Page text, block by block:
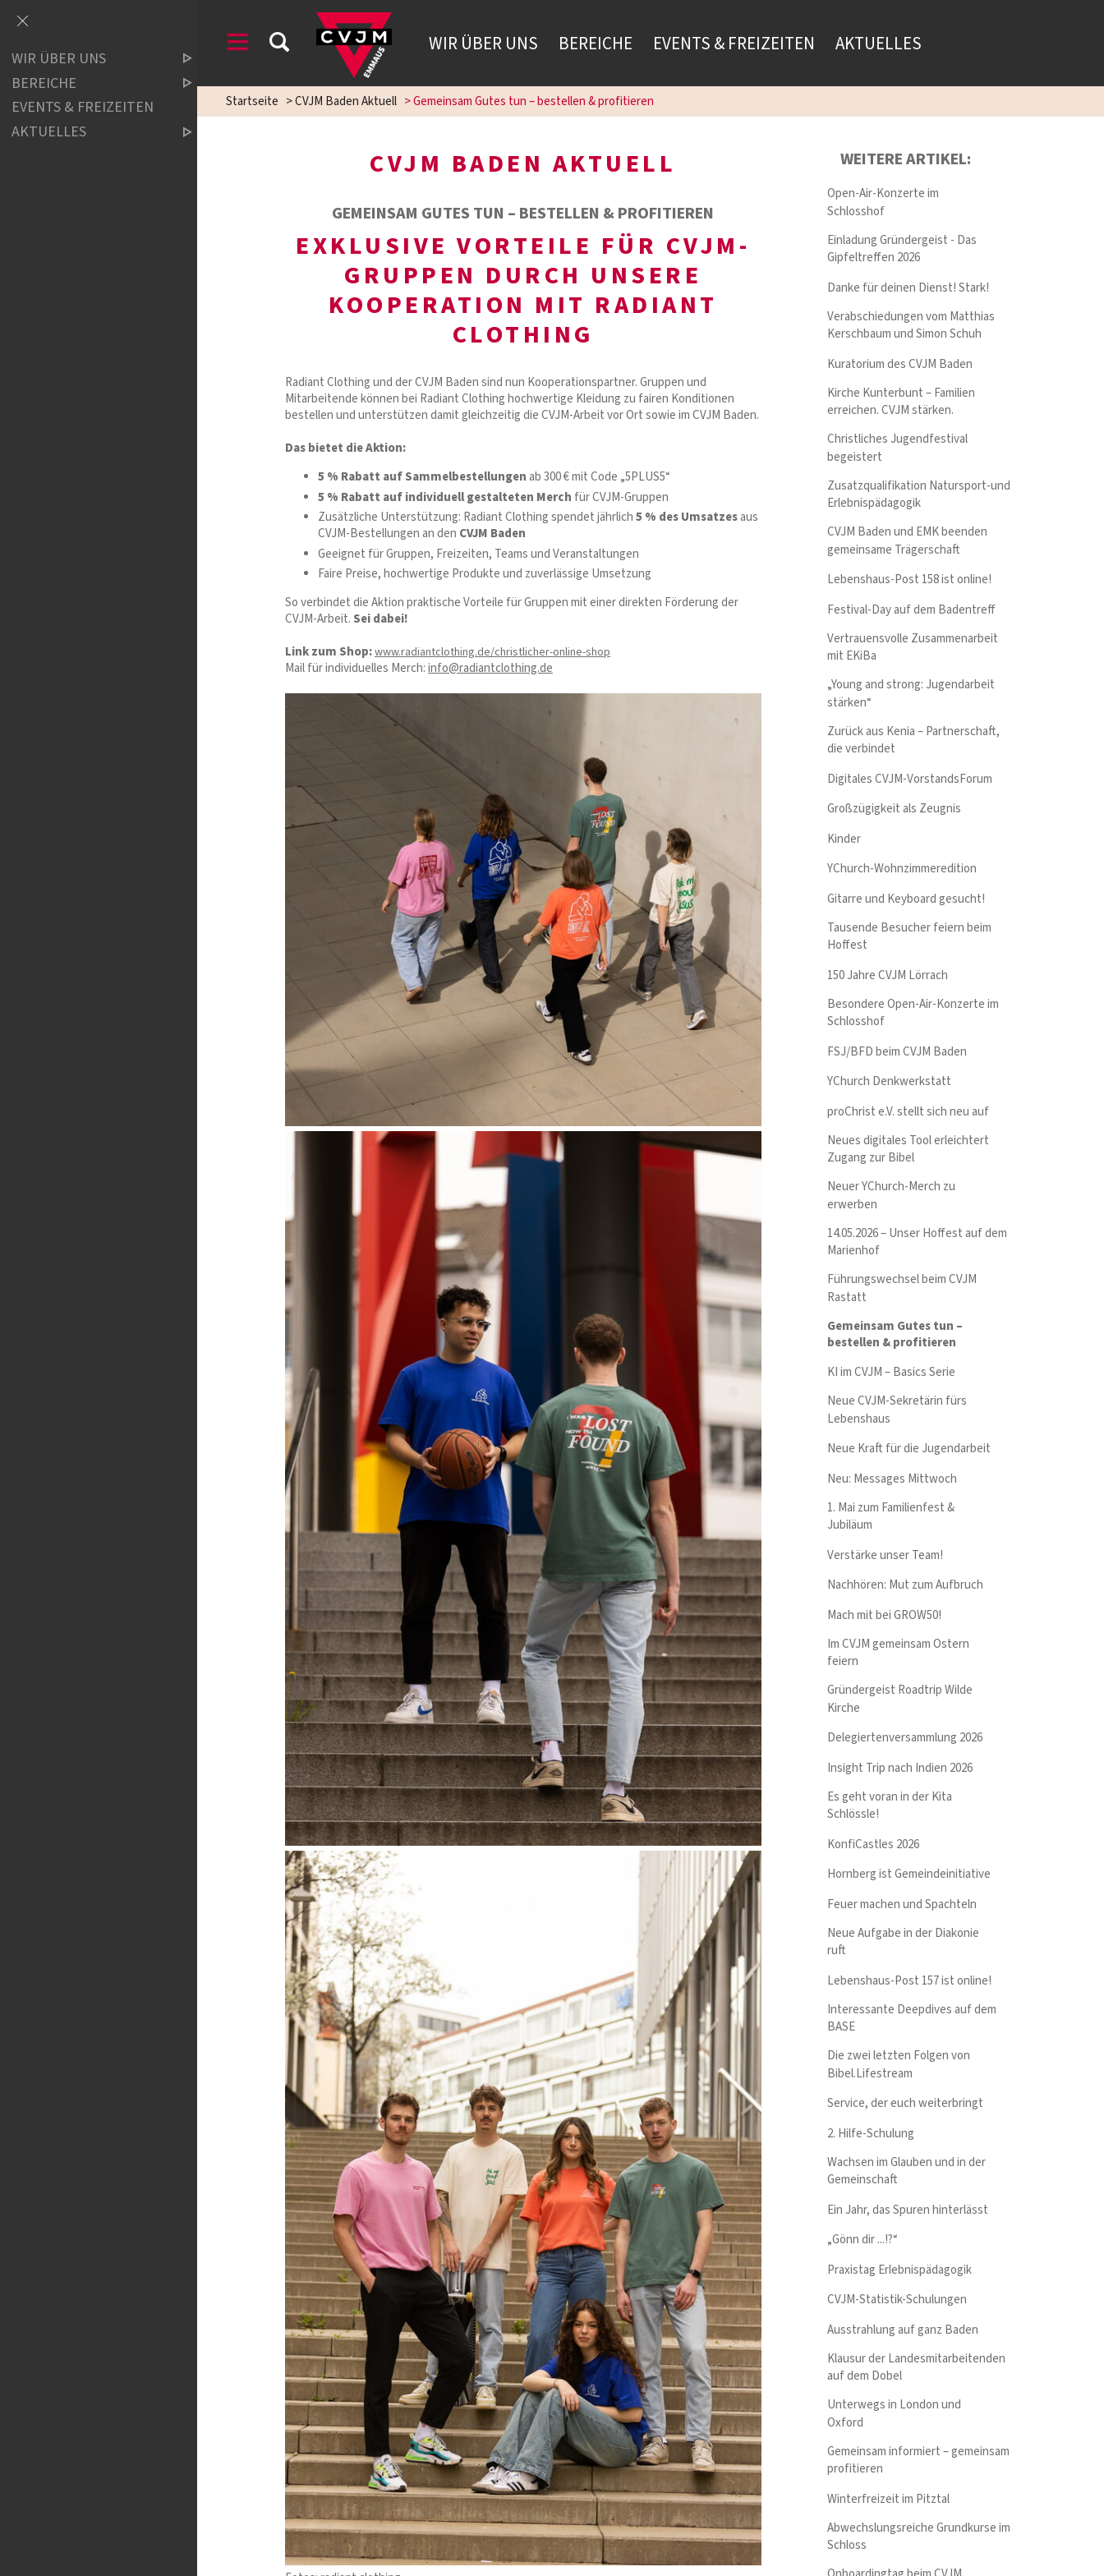
WIR ÜBER UNS BEREICHE EVENTS & FREIZEITEN AKTUELLES
Startseite >CVJM Baden Aktuell >Gemeinsam Gutes tun – bestellen & profitieren
CVJM BADEN AKTUELL
GEMEINSAM GUTES TUN – BESTELLEN & PROFITIEREN
EXKLUSIVE VORTEILE FÜR CVJM-
GRUPPEN DURCH UNSERE
KOOPERATION MIT RADIANT
CLOTHING
Radiant Clothing und der CVJM Baden sind nun Kooperationspartner. Gruppen und
Mitarbeitende können bei Radiant Clothing hochwertige Kleidung zu fairen Konditionen
bestellen und unterstützen damit gleichzeitig die CVJM-Arbeit vor Ort sowie im CVJM Baden.
Das bietet die Aktion:
5 % Rabatt auf Sammelbestellungen ab 300 € mit Code „5PLUS5“
5 % Rabatt auf individuell gestalteten Merch für CVJM-Gruppen
Zusätzliche Unterstützung: Radiant Clothing spendet jährlich5 % des Umsatzesaus
CVJM-Bestellungen an den CVJM Baden
Geeignet für Gruppen, Freizeiten, Teams und Veranstaltungen
Faire Preise, hochwertige Produkte und zuverlässige Umsetzung
So verbindet die Aktion praktische Vorteile für Gruppen mit einer direkten Förderung der
CVJM-Arbeit. Sei dabei!
Link zum Shop:www.radiantclothing.de/christlicher-online-shop
Mail für individuelles Merch:info@radiantclothing.de
WEITERE ARTIKEL:
Open-Air-Konzerte im
Schlosshof
Einladung Gründergeist - Das
Gipfeltreffen 2026
Danke für deinen Dienst! Stark!
Verabschiedungen vom Matthias
Kerschbaum und Simon Schuh
Kuratorium des CVJM Baden
Kirche Kunterbunt – Familien
erreichen. CVJM stärken.
Christliches Jugendfestival
begeistert
Zusatzqualifikation Natursport-und
Erlebnispädagogik
CVJM Baden und EMK beenden
gemeinsame Trägerschaft
Lebenshaus-Post 158 ist online!
Festival-Day auf dem Badentreff
Vertrauensvolle Zusammenarbeit
mit EKiBa
„Young and strong: Jugendarbeit
stärken“
Zurück aus Kenia – Partnerschaft,
die verbindet
Digitales CVJM-VorstandsForum
Großzügigkeit als Zeugnis
Kinder
YChurch-Wohnzimmeredition
Gitarre und Keyboard gesucht!
Tausende Besucher feiern beim
Hoffest
150 Jahre CVJM Lörrach
Besondere Open-Air-Konzerte im
Schlosshof
FSJ/BFD beim CVJM Baden
YChurch Denkwerkstatt
proChrist e.V. stellt sich neu auf
Neues digitales Tool erleichtert
Zugang zur Bibel
Neuer YChurch-Merch zu
erwerben
14.05.2026 – Unser Hoffest auf dem
Marienhof
Führungswechsel beim CVJM
Rastatt
Gemeinsam Gutes tun –
bestellen & profitieren
KI im CVJM – Basics Serie
Neue CVJM-Sekretärin fürs
Lebenshaus
Neue Kraft für die Jugendarbeit
Neu: Messages Mittwoch
1. Mai zum Familienfest &
Jubiläum
Verstärke unser Team!
Nachhören: Mut zum Aufbruch
Mach mit bei GROW50!
Im CVJM gemeinsam Ostern
feiern
Gründergeist Roadtrip Wilde
Kirche
Delegiertenversammlung 2026
Insight Trip nach Indien 2026
Es geht voran in der Kita
Schlössle!
KonfiCastles 2026
Hornberg ist Gemeindeinitiative
Feuer machen und Spachteln
Neue Aufgabe in der Diakonie
ruft
Lebenshaus-Post 157 ist online!
Interessante Deepdives auf dem
BASE
Die zwei letzten Folgen von
Bibel.Lifestream
Service, der euch weiterbringt
2. Hilfe-Schulung
Wachsen im Glauben und in der
Gemeinschaft
Ein Jahr, das Spuren hinterlässt
„Gönn dir ...!?“
Praxistag Erlebnispädagogik
CVJM-Statistik-Schulungen
Ausstrahlung auf ganz Baden
Klausur der Landesmitarbeitenden
auf dem Dobel
Unterwegs in London und
Oxford
Gemeinsam informiert – gemeinsam
profitieren
Winterfreizeit im Pitztal
Abwechslungsreiche Grundkurse im
Schloss
WIR ÜBER UNS
BEREICHE
EVENTS & FREIZEITEN
AKTUELLES